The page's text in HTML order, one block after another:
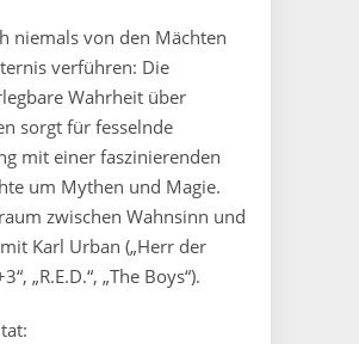
niemals von den Mächten
verführen: Die
Wahrheit über
sorgt für fesselnde
mit einer faszinierenden
um Mythen und Magie.
zwischen Wahnsinn und
Karl Urban („Herr der
„R.E.D.“, „The Boys“).